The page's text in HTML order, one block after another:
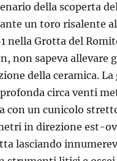
della scoperta
un toro risalente
nella Grotta del
non sapeva allevare
della ceramica.
circa venti
con un cunicolo
in direzione est-
lasciando